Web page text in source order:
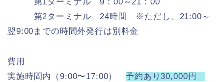
第1ターミナル 9：00～21：00
第2ターミナル 24時間 ※ただし、21:00～
翌9:00までの時間外発行は別料金
費用
実施時間内（9:00〜17:00）予約あり30,000円